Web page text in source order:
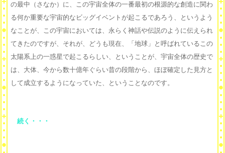
の最中（さなか）に、この宇宙全体の一番最初の根源的な創造に関わ
る何か重要な宇宙的なビッグイベントが起こるであろう、というよう
なことが、この宇宙においては、永らく神話や伝説のように伝えられ
てきたのですが、それが、どうも現在、「地球」と呼ばれているこの
太陽系上の一惑星で起こるらしい、ということが、宇宙全体の歴史で
は、大体、今から数十億年ぐらい昔の段階から、ほぼ確定した見方と
して成立するようになっていた、ということなのです。
続く・・・